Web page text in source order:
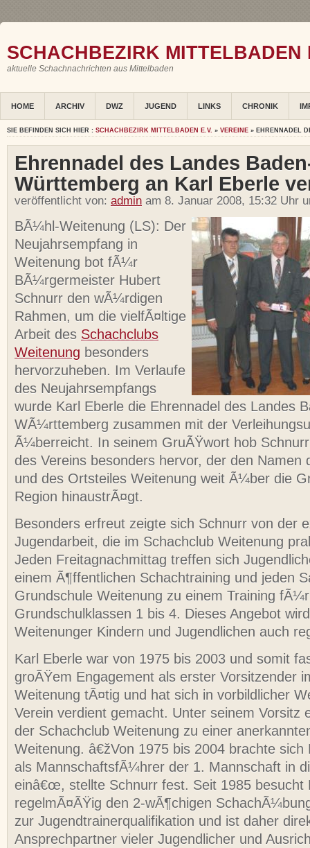
SCHACHBEZIRK MITTELBADEN
aktuelle Schachnachrichten aus Mittelbaden
HOME ARCHIV DWZ JUGEND LINKS CHRONIK
SIE BEFINDEN SICH HIER : SCHACHBEZIRK MITTELBADEN E.V. » VEREINE » EHRENNADEL
Ehrennadel des Landes
Württemberg an Karl Eberle
veröffentlicht von: admin am 8. Januar 2008, 15:32 Uhr
BÃ¼hl-Weitenung (LS): Der
Neujahrsempfang in
Weitenung bot fÃ¼r
BÃ¼rgermeister Hubert
Schnurr den wÃ¼rdigen
Rahmen, um die vielfÃ¤ltige
Arbeit des Schachclubs
Weitenung besonders
hervorzuheben. Im Verlaufe
des Neujahrsempfangs
wurde Karl Eberle die Ehrennadel des Landes
WÃ¼rttemberg zusammen mit der
Ã¼berreicht. In seinem GruÃŸwort hob
des Vereins besonders hervor, der den
und des Ortsteiles Weitenung weit Ã¼ber die
Region hinaustrÃ¤gt.
Besonders erfreut zeigte sich Schnurr von der
Jugendarbeit, die im Schachclub Weitenung
Jeden Freitagnachmittag treffen sich
einem Ã¶ffentlichen Schachtraining und jeden
Grundschule Weitenung zu einem Training
Grundschulklassen 1 bis 4. Dieses Angebot
Weitenunger Kindern und Jugendlichen auch
Karl Eberle war von 1975 bis 2003 und somit
groÃŸem Engagement als erster Vorsitzender
Weitenung tÃ¤tig und hat sich in vorbildlicher
Verein verdient gemacht. Unter seinem Vorsitz
der Schachclub Weitenung zu einer
Weitenung. â€žVon 1975 bis 2004 brachte sich
als MannschaftsfÃ¼hrer der 1. Mannschaft in
einâ€œ, stellte Schnurr fest. Seit 1985 besucht
regelmÃ¤ÃŸig den 2-wÃ¶chigen
zur Jugendtrainerqualifikation und ist daher
Ansprechpartner vieler Jugendlicher und